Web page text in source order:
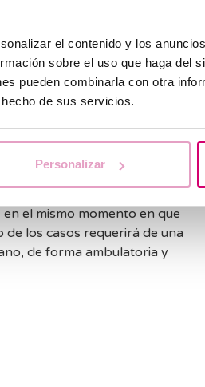
el contenido y los
sobre el uso que haga del
pueden combinarla con otra
de sus servicios.
Personalizar
se puede sospechar la
de replección de contraste
el diagnóstico del pólipo
del interior del útero que
uterina.
opolipectomíacuando el
de patología maligna y en
del pólipo se puede
el mismo momento en que
de los casos requerirá de una
de forma ambulatoria y